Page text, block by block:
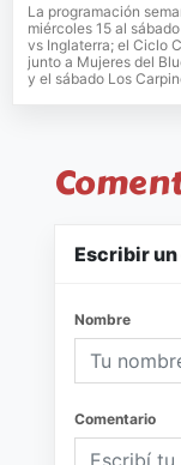
La programación
miércoles 15 al
vs Inglaterra; el Ciclo
junto a Mujeres del
y el sábado Los
Escribir
Nombre
Comentario